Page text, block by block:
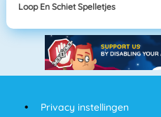
Loop En Schiet Spelletjes
Privacy instellingen